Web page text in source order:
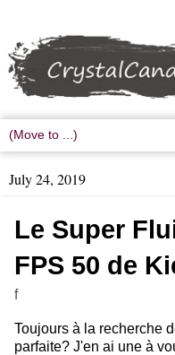
July 24, 2019
Le Super
FPS 50 de
f
Toujours à la recherche
parfaite? J'en ai une à